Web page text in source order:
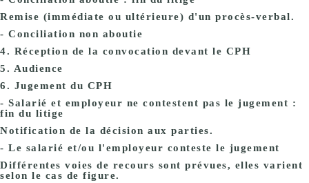
Remise (immédiate ou ultérieure) d'un procès-verbal.
- Conciliation non aboutie
4. Réception de la convocation devant le CPH
5. Audience
6. Jugement du CPH
- Salarié et employeur ne contestent pas le jugement :
fin du litige
Notification de la décision aux parties.
- Le salarié et/ou l'employeur conteste le jugement
Différentes voies de recours sont prévues, elles varient
selon le cas de figure.